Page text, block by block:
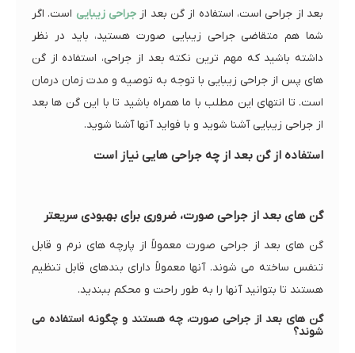
بعد از جراحی است، استفاده از گن بعد از جراحی زیبایی است. اگر
شما هم متقاضی جراحی زیبایی صورت هستید، باید در نظر
داشته باشید که مهم ترین نکته بعد از جراحی، استفاده از گن
های پس از جراحی زیبایی با توجه به توصیه و مدت زمان درمان
است. تا انتهای این مطلب با ما همراه باشید تا با این گن ها بعد
از جراحی زیبایی آشنا شوید و با فواید آنها آشنا شوید.
استفاده از گن بعد از چه جراحی هایی نیاز است
گن های بعد از جراحی صورت، ضروری برای بهبودی سریعتر
گن های بعد از جراحی صورت معمولاً از پارچه های نرم و قابل
تنفس ساخته می شوند. آنها معمولاً دارای بندهای قابل تنظیم
هستند تا بتوانید آنها را به طور راحت و محکم ببندید.
گن های بعد از جراحی صورت، چه هستند و چگونه استفاده می
شوند؟